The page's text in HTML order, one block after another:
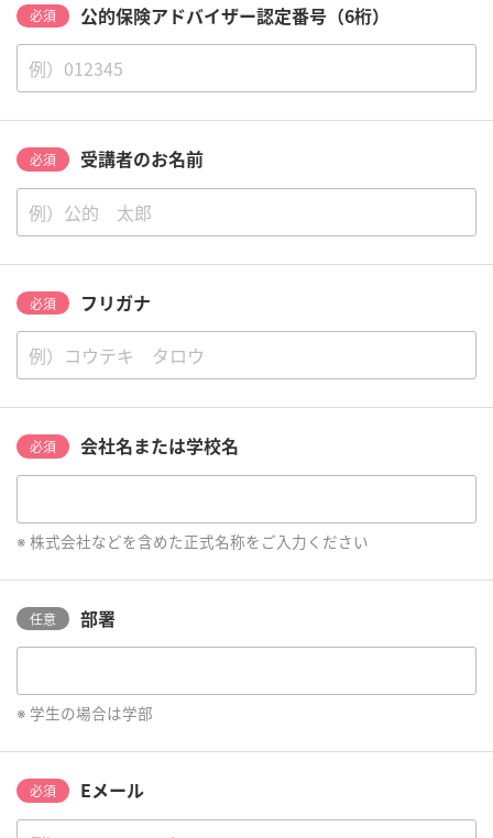
必須 公的保険アドバイザー認定番号（6桁）
必須 受講者のお名前
必須 フリガナ
必須 会社名または学校名
株式会社などを含めた正式名称をご入力ください
任意 部署
学生の場合は学部
必須 Eメール